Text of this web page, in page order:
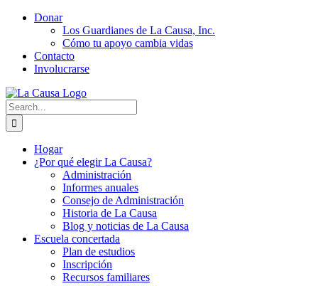
Skip
Donar
Los Guardianes de La Causa, Inc.
Cómo tu apoyo cambia vidas
Contacto
Involucrarse
Search
for:
Hogar
¿Por qué elegir La Causa?
Administración
Informes anuales
Consejo de Administración
Historia de La Causa
Blog y noticias de La Causa
Escuela concertada
Plan de estudios
Inscripción
Recursos familiares